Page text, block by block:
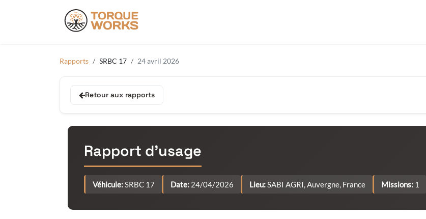
Rapports SRBC 17 24 avril 2026
Retour aux rapports
Rapport d'usage
Véhicule:SRBC 17 Date: 24/04/2026 Lieu:SABI AGRI, Auvergne, France Missions: 1